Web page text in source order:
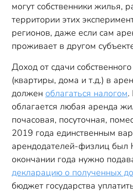
могут собственники жилья,
территории этих
регионов, даже если сам
проживает в другом
Доход от сдачи
(квартиры, дома и т.д.) в
должен облагаться налогом.
облагается любая аренда
почасовая, посуточная,
2019 года единственным
арендодателей-физлиц
окончании года нужно
декларацию о полученных
бюджет государства